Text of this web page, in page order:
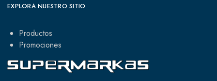
EXPLORA NUESTRO SITIO
Productos
Promociones